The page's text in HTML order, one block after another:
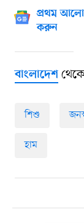
প্রথম
করুন
বাংলাদেশ
শিশু
হাম